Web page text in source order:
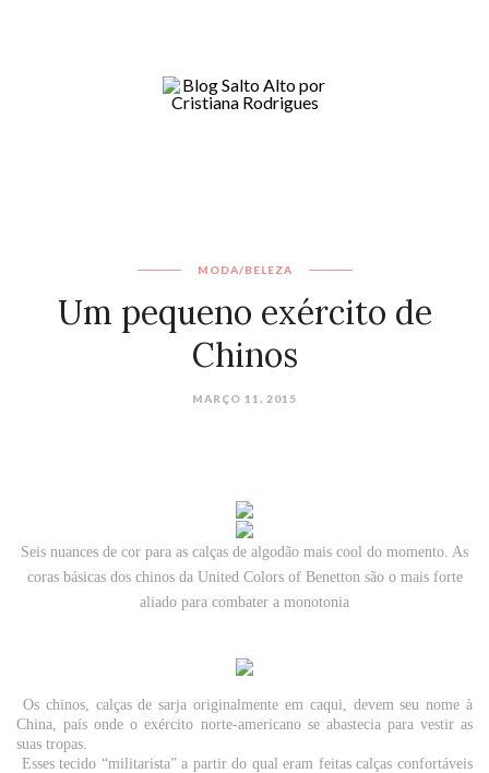
MODA/BELEZA
Um pequeno exército de
Chinos
MARÇO 11, 2015
Seis nuances de cor para as calças de algodão mais cool do momento. As
coras básicas dos chinos da United Colors of Benetton são o mais forte
aliado para combater a monotonia
Os chinos, calças de sarja originalmente em caqui, devem seu nome à
China, país onde o exército norte-americano se abastecia para vestir as
suas tropas.
Esses tecido “militarista” a partir do qual eram feitas calças confortáveis